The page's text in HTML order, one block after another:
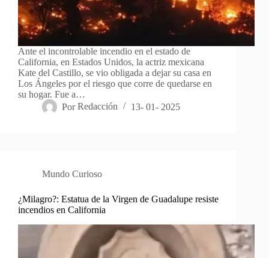
Ante el incontrolable incendio en el estado de
California, en Estados Unidos, la actriz mexicana
Kate del Castillo, se vio obligada a dejar su casa en
Los Ángeles por el riesgo que corre de quedarse en
su hogar. Fue a…
Por Redacción 13- 01- 2025
Mundo Curioso
¿Milagro?: Estatua de la Virgen de Guadalupe resiste
incendios en California